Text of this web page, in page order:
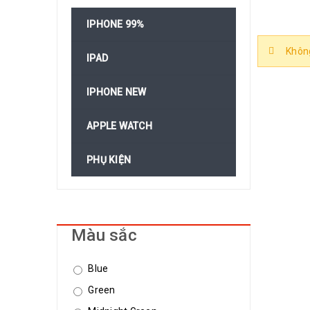
IPHONE 99%
IPAD
IPHONE NEW
APPLE WATCH
PHỤ KIỆN
Màu sắc
Blue
Green